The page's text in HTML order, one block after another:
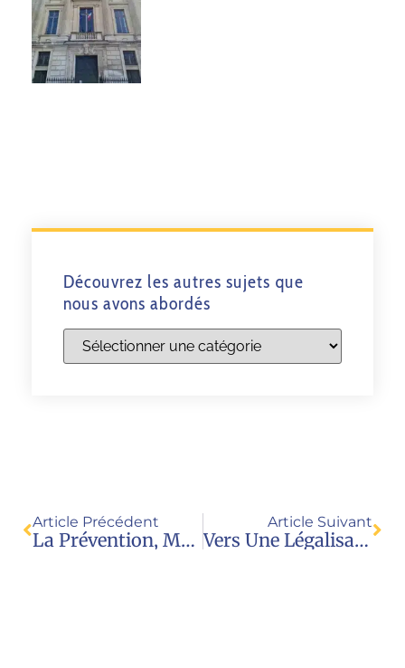
Découvrez les autres sujets que
nous avons abordés
Article Précédent
La Prévention, Meilleure Garantie De La Protection Des Enfants
Article Suivant
Vers Une Légalisation De La GPA ? (A. Le Gouvello, Figarovox)